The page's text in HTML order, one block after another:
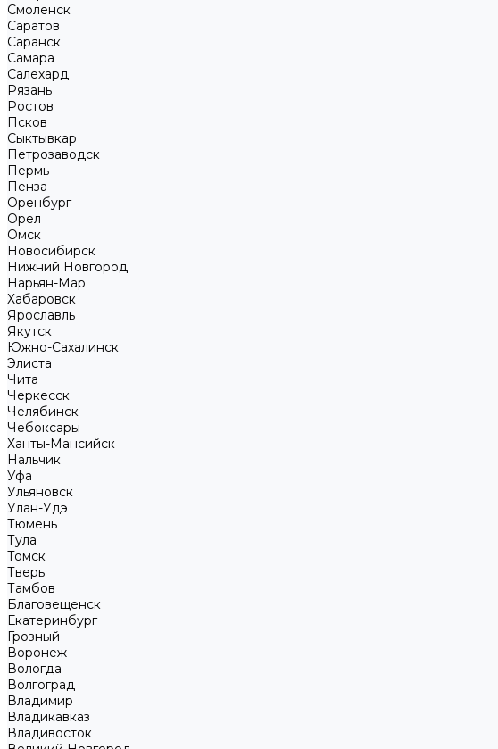
Смоленск
Саратов
Саранск
Самара
Салехард
Рязань
Ростов
Псков
Сыктывкар
Петрозаводск
Пермь
Пенза
Оренбург
Орел
Омск
Новосибирск
Нижний Новгород
Нарьян-Мар
Хабаровск
Ярославль
Якутск
Южно-Сахалинск
Элиста
Чита
Черкесск
Челябинск
Чебоксары
Ханты-Мансийск
Нальчик
Уфа
Ульяновск
Улан-Удэ
Тюмень
Тула
Томск
Тверь
Тамбов
Благовещенск
Екатеринбург
Грозный
Воронеж
Вологда
Волгоград
Владимир
Владикавказ
Владивосток